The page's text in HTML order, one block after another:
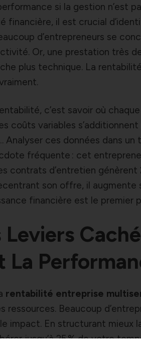
si la gestion n’est
financière, il est crucial
d’entrepreneurs se
Or, une prestation très
plus technique. La
c’est savoir où
coûts variables
ces données dans
fréquente : cet
contrats d’entretien génèrent
son offre, il augmente
financière est le premier
La
rentabilité entreprise
ressources. Beaucoup
impact. En structurant mieux
jusqu’à 25 % de votre
de suivi en temps